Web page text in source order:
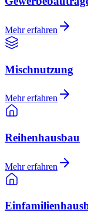
Mehr erfahren
Mischnutzung
Mehr erfahren
Reihenhausbau
Mehr erfahren